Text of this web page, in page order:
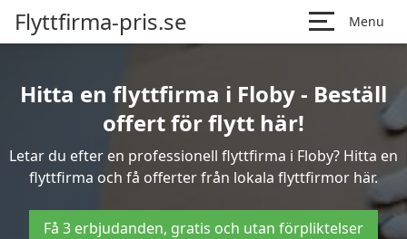
Flyttfirma-pris.se Menu
Hitta en flyttfirma i Floby - Beställ
offert för flytt här!
Letar du efter en professionell flyttfirma i Floby? Hitta en
flyttfirma och få offerter från lokala flyttfirmor här.
Få 3 erbjudanden, gratis och utan förpliktelser